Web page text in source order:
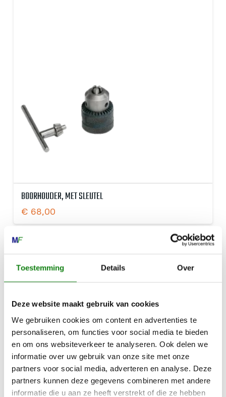
Toestemming Details Over
Deze website maakt gebruik van cookies
We gebruiken cookies om content en advertenties te
personaliseren, om functies voor social media te bieden
en om ons websiteverkeer te analyseren. Ook delen we
informatie over uw gebruik van onze site met onze
partners voor social media, adverteren en analyse. Deze
partners kunnen deze gegevens combineren met andere
informatie die u aan ze heeft verstrekt of die ze hebben
BOORHOUDER, MET SLEUTEL
€ 68,00